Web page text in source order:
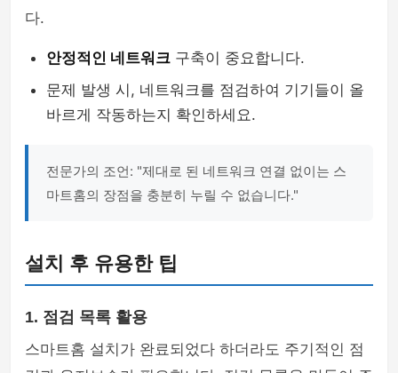
다.
안정적인 네트워크 구축이 중요합니다.
문제 발생 시, 네트워크를 점검하여 기기들이 올
바르게 작동하는지 확인하세요.
전문가의 조언: "제대로 된 네트워크 연결 없이는 스
마트홈의 장점을 충분히 누릴 수 없습니다."
설치 후 유용한 팁
1. 점검 목록 활용
스마트홈 설치가 완료되었다 하더라도 주기적인 점